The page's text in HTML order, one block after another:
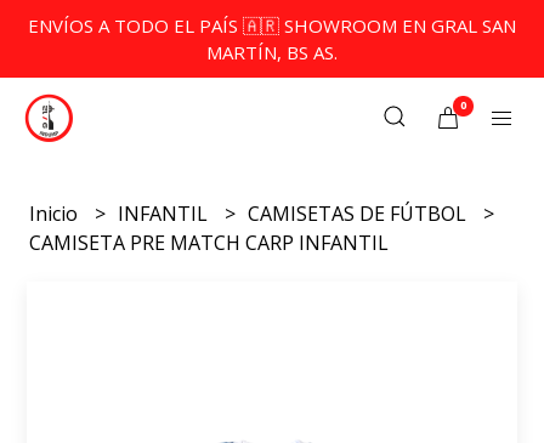
ENVÍOS A TODO EL PAÍS 🇦🇷 SHOWROOM EN GRAL SAN
MARTÍN, BS AS.
0
Inicio INFANTIL
CAMISETAS DE FÚTBOL
CAMISETA PRE MATCH CARP INFANTIL